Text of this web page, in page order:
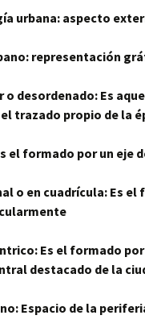
urbana: aspecto
representación
o desordenado: Es
trazado propio de la
el formado por un eje
o en cuadrícula: Es
Es el formado
destacado de la
Espacio de la